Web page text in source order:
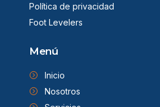
Política de privacidad
Foot Levelers
Menú
Inicio
Nosotros